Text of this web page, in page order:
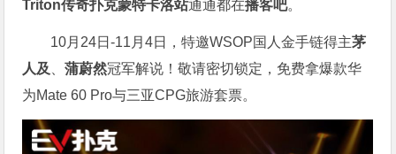
Triton传奇扑克蒙特卡洛站通通都在播客吧。
10月24日-11月4日，特邀WSOP国人金手链得主茅
人及
、蒲蔚然冠军解说！敬请密切锁定，免费拿爆款华
为Mate 60 Pro与三亚CPG旅游套票。